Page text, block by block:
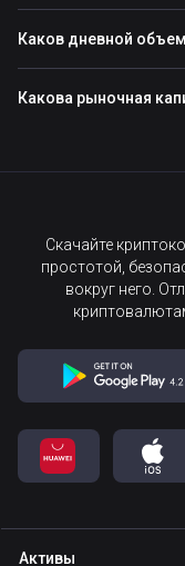
Каков дневной объем
Какова рыночная
Скачайте
простотой,
вокруг него.
Активы